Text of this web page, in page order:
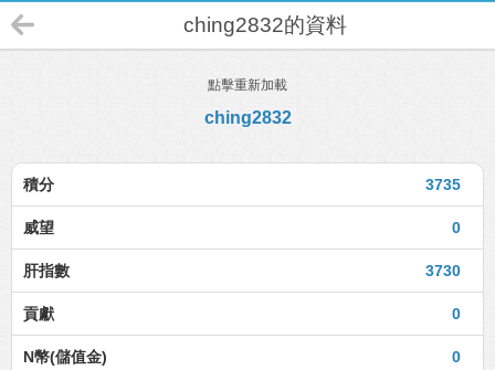
ching2832的資料
點擊重新加載
ching2832
3735
積分
0
威望
3730
肝指數
0
貢獻
0
N幣(儲值金)